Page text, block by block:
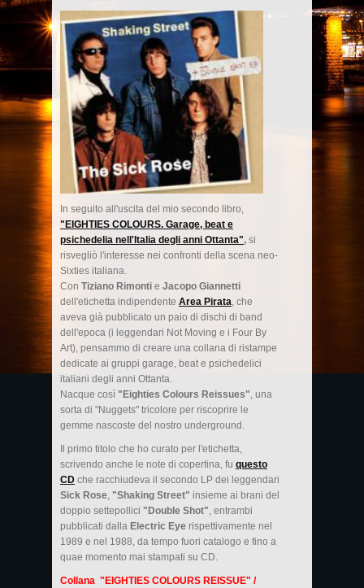
In seguito all'uscita del mio secondo libro,
"EIGHTIES COLOURS. Garage, beat e
psichedelia nell'Italia degli anni Ottanta", si
risvegliò l'interesse nei confronti della scena neo-
Sixties italiana.
Con Tiziano Rimonti e Jacopo Giannetti
dell'etichetta indipendente Area Pirata, che
aveva già pubblicato un paio di dischi di band
dell'epoca (i leggendari Not Moving e i Four By
Art), pensammo di creare una collana di ristampe
dedicate ai gruppi garage, beat e psichedelici
italiani degli anni Ottanta.
Nacque così "Eighties Colours Reissues", una
sorta di "Nuggets" tricolore per riscoprire le
gemme nascoste del nostro underground.
Il primo titolo che ho curato per l'etichetta,
scrivendo anche le note di copertina, fu questo
CD che racchiudeva il secondo LP dei leggendari
Sick Rose, "Shaking Street" insieme ai brani del
doppio settepollici "Double Shot", entrambi
pubblicati dalla Electric Eye rispettivamente nel
1989 e nel 1988, da tempo fuori catalogo e fino a
quae momento mai stampati su CD.
Collana "EIGHTIES COLOURS REISSUE" /